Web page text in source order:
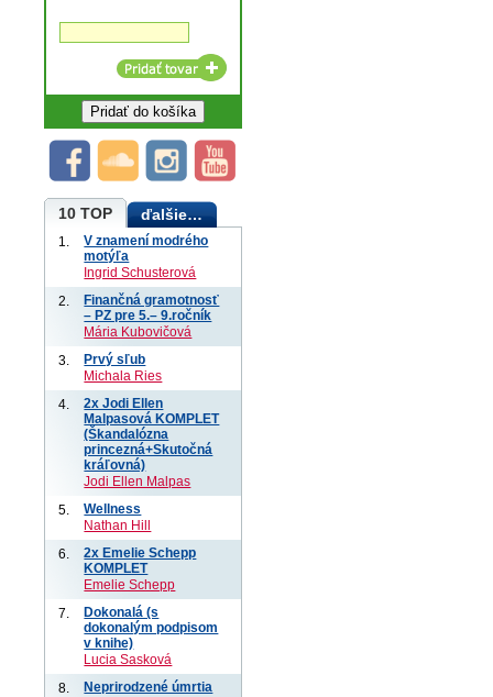
10 TOP ďalšie…
1.
V znamení modrého
motýľa
Ingrid Schusterová
2.
Finančná gramotnosť
– PZ pre 5.– 9.ročník
Mária Kubovičová
3.
Prvý sľub
Michala Ries
4.
2x Jodi Ellen
Malpasová KOMPLET
(Škandalózna
princezná+Skutočná
kráľovná)
Jodi Ellen Malpas
5.
Wellness
Nathan Hill
6.
2x Emelie Schepp
KOMPLET
Emelie Schepp
7.
Dokonalá (s
dokonalým podpisom
v knihe)
Lucia Sasková
8.
Neprirodzené úmrtia